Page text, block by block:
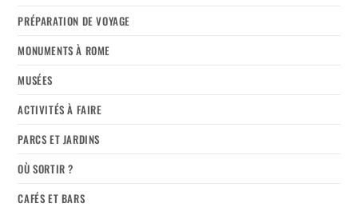
PRÉPARATION DE VOYAGE
MONUMENTS À ROME
MUSÉES
ACTIVITÉS À FAIRE
PARCS ET JARDINS
OÙ SORTIR ?
CAFÉS ET BARS